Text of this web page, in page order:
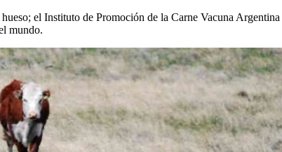
el Instituto de Promoción de la Carne Vacuna Argentina
mundo.